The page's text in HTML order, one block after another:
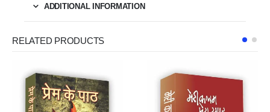
ADDITIONAL INFORMATION
RELATED PRODUCTS